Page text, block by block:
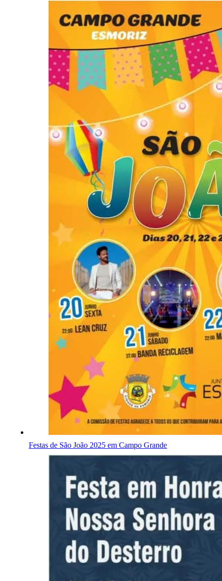
Festas de São João 2025 em Campo Grande